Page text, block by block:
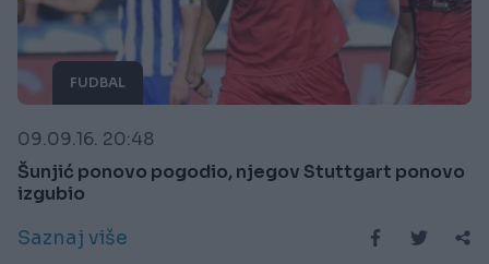
FUDBAL
09.09.16. 20:48
Šunjić ponovo pogodio, njegov Stuttgart ponovo
izgubio
Saznaj više